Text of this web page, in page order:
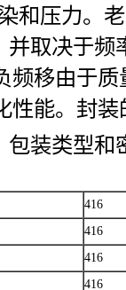
和压力。
并取决于
频移由于
性能。封
包装类型和
416
416
416
416